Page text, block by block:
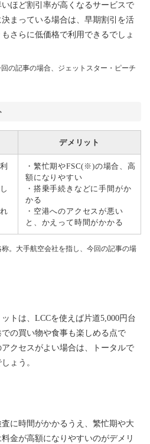
ほど割引率が高くなるサービスで
まっている場合は、早期割引を活
さらに低価格で利用できるでしょ
の記事の場合、ジェットスター・ピーチ
デメリット
・繁忙期やFSC(※)の場合、高
額になりやすい
・搭乗手続きなどに手間がか
かる
・空港へのアクセスが悪い
と、かえって時間がかかる
称。大手航空会社を指し、今回の記事の場
トは、LCCを使えば片道5,000円台
の買い物や食事も楽しめる点で
クセスがよい場合は、トータルで
ょう。
に時間がかかるうえ、繁忙期や大
金が高額になりやすいのがデメリ